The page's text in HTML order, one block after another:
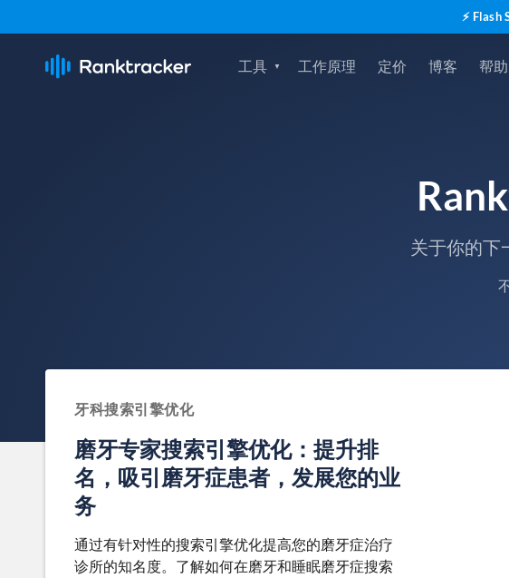
⚡
工具 工作原理 定价 博客 帮助
关于你的下
牙科搜索引擎优化
磨牙专家搜索引擎优化：提升排
名，吸引磨牙症患者，发展您的业
务
通过有针对性的搜索引擎优化提高您的磨牙症治疗
诊所的知名度。了解如何在磨牙和睡眠磨牙症搜索